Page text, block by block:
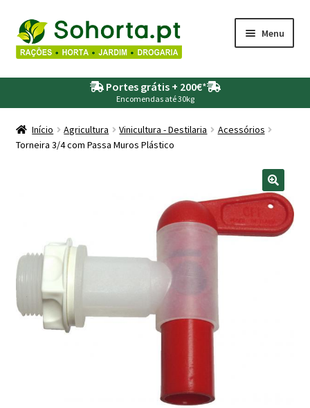
Ir
para
a
navegação
Saltar
para
o
conteúdo
Menu
Agricultura
Drogaria
Piscinas
Rega
Portes grátis + 200€*
Encomendas até 30kg
Início Agricultura Vinicultura - Destilaria
Acessórios
Torneira 3/4 com Passa Muros Plástico